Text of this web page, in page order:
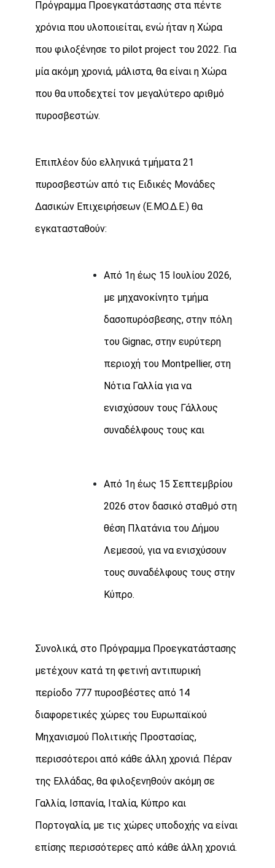
Πρόγραμμα Προεγκατάστασης στα πέντε
χρόνια που υλοποιείται, ενώ ήταν η Χώρα
που φιλοξένησε το pilot project του 2022. Για
μία ακόμη χρονιά, μάλιστα, θα είναι η Χώρα
που θα υποδεχτεί τον μεγαλύτερο αριθμό
πυροσβεστών.
Επιπλέον δύο ελληνικά τμήματα 21
πυροσβεστών από τις Ειδικές Μονάδες
Δασικών Επιχειρήσεων (Ε.ΜΟ.Δ.Ε.) θα
εγκατασταθούν:
Από 1η έως 15 Ιουλίου 2026,
με μηχανοκίνητο τμήμα
δασοπυρόσβεσης, στην πόλη
του Gignac, στην ευρύτερη
περιοχή του Montpellier, στη
Νότια Γαλλία για να
ενισχύσουν τους Γάλλους
συναδέλφους τους και
Από 1η έως 15 Σεπτεμβρίου
2026 στον δασικό σταθμό στη
θέση Πλατάνια του Δήμου
Λεμεσού, για να ενισχύσουν
τους συναδέλφους τους στην
Κύπρο.
Συνολικά, στο Πρόγραμμα Προεγκατάστασης
μετέχουν κατά τη φετινή αντιπυρική
περίοδο 777 πυροσβέστες από 14
διαφορετικές χώρες του Ευρωπαϊκού
Μηχανισμού Πολιτικής Προστασίας,
περισσότεροι από κάθε άλλη χρονιά. Πέραν
της Ελλάδας, θα φιλοξενηθούν ακόμη σε
Γαλλία, Ισπανία, Ιταλία, Κύπρο και
Πορτογαλία, με τις χώρες υποδοχής να είναι
επίσης περισσότερες από κάθε άλλη χρονιά.